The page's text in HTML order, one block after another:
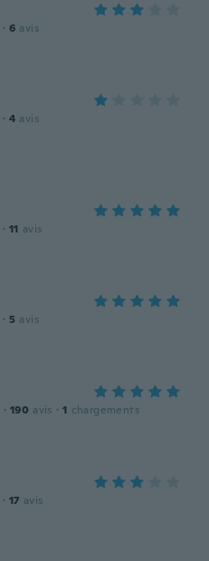
· 6 avis
· 4 avis
· 11 avis
· 5 avis
· 190 avis · 1 chargements
· 17 avis